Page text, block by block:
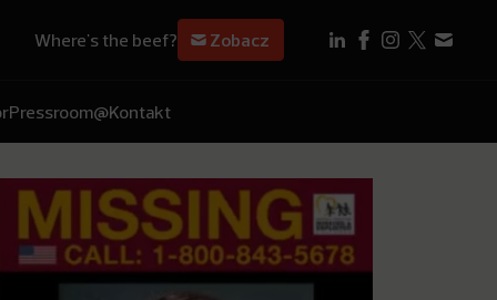
Where's the beef? Zobacz
Pressroom@Kontakt